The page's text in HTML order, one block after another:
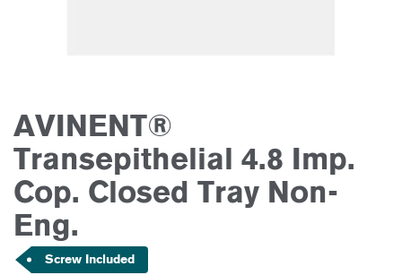
AVINENT®
Transepithelial 4.8 Imp.
Cop. Closed Tray Non-
Eng.
Screw Included
Ga
naar
begin
van
de
afbeeldingen-